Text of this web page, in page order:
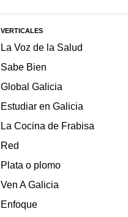
VERTICALES
La Voz de la Salud
Sabe Bien
Global Galicia
Estudiar en Galicia
La Cocina de Frabisa
Red
Plata o plomo
Ven A Galicia
Enfoque